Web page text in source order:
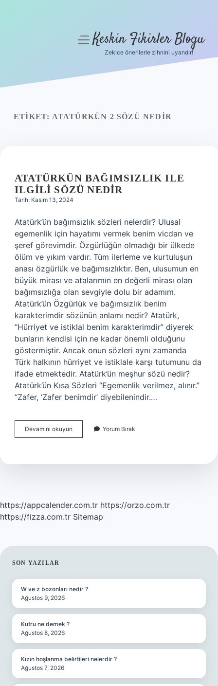
Yasal Uyarı
menüyüKeskin Fikirler Blogu
Zekice önerilerle zihnini uyandır!
ETIKET: ATATÜRKÜN 2 SÖZÜ NEDIR
ATATÜRKÜN BAĞIMSIZLIK ILE
ILGILI SÖZÜ NEDIR
Tarih: Kasım 13, 2024
Atatürk’ün bağımsızlık sözleri nelerdir? Ulusal
egemenlik için hayatımı vermek benim vicdan ve
şeref görevimdir. Özgürlüğün olmadığı bir ülkede
ölüm ve yıkım vardır. Tüm ilerleme ve kurtuluşun
anası özgürlük ve bağımsızlıktır. Ben, ulusumun en
büyük mirası ve atalarımın en değerli mirası olan
bağımsızlığa olan sevgiyle dolu bir adamım.
Atatürk’ün Özgürlük ve bağımsızlık benim
karakterimdir sözünün anlamı nedir? Atatürk,
“Hürriyet ve istiklal benim karakterimdir” diyerek
bunların kendisi için ne kadar önemli olduğunu
göstermiştir. Ancak onun sözleri aynı zamanda
Türk halkının hürriyet ve istiklale karşı tutumunu da
ifade etmektedir. Atatürk’ün meşhur sözü nedir?
Atatürk’ün Kısa Sözleri “Egemenlik verilmez, alınır.”
“Zafer, ‘Zafer benimdir’ diyebilenindir.…
Devamını okuyun Atatürkün
Bağımsızlık
Sözü
Yorum Bırak
https://appcalender.com.tr https://orzo.com.tr
https://fizza.com.tr Sitemap
SIDEBAR
SON YAZILAR
W ve z bozonları nedir ?
Ağustos 9, 2026
Kutru ne demek ?
Ağustos 8, 2026
Kızın hoşlanma belirtileri nelerdir ?
Ağustos 7, 2026